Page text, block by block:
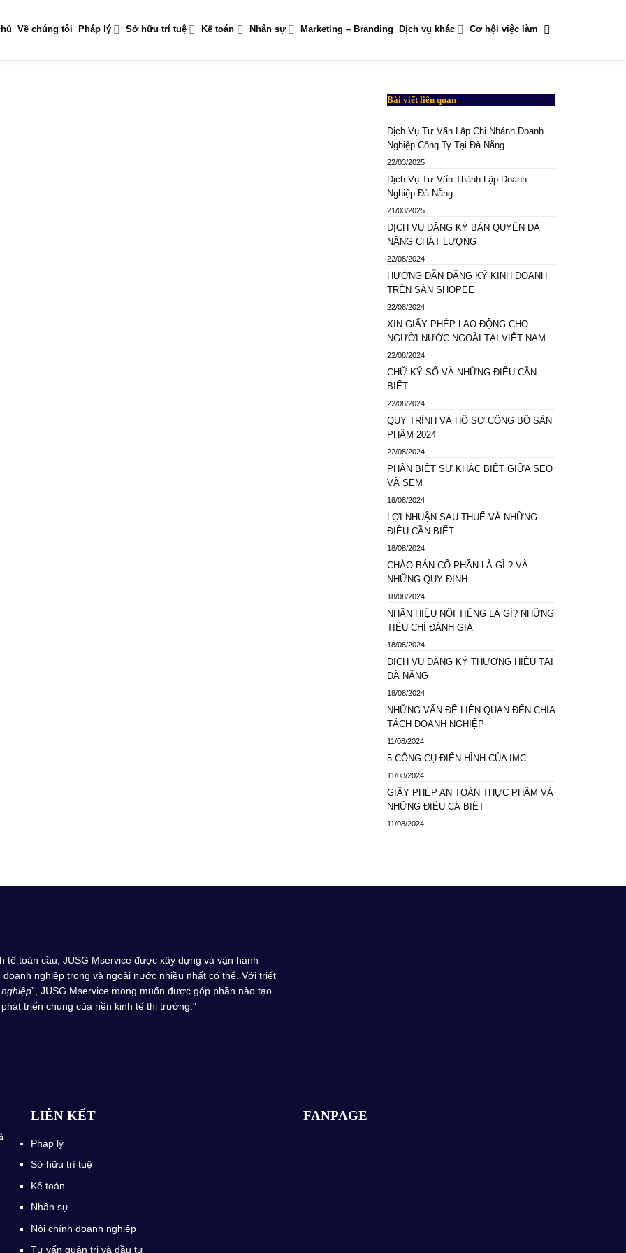
Về chúng tôi Pháp lý Sở hữu trí tuệ Kế toán Nhân sự Marketing – Branding Dịch vụ khác Cơ hội việc làm
Bài viết liên quan
Dịch Vụ Tư Vấn Lập Chi Nhánh Doanh
Nghiệp Công Ty Tại Đà Nẵng
22/03/2025
Dịch Vụ Tư Vấn Thành Lập Doanh
Nghiệp Đà Nẵng
21/03/2025
DỊCH VỤ ĐĂNG KÝ BẢN QUYỀN ĐÀ
NẴNG CHẤT LƯỢNG
22/08/2024
HƯỚNG DẪN ĐĂNG KÝ KINH DOANH
TRÊN SÀN SHOPEE
22/08/2024
XIN GIẤY PHÉP LAO ĐỘNG CHO
NGƯỜI NƯỚC NGOÀI TẠI VIỆT NAM
22/08/2024
CHỮ KÝ SỐ VÀ NHỮNG ĐIỀU CẦN
BIẾT
22/08/2024
QUY TRÌNH VÀ HỒ SƠ CÔNG BỐ SẢN
PHẨM 2024
22/08/2024
PHÂN BIỆT SỰ KHÁC BIỆT GIỮA SEO
VÀ SEM
18/08/2024
LỢI NHUẬN SAU THUẾ VÀ NHỮNG
ĐIỀU CẦN BIẾT
18/08/2024
CHÀO BÁN CỔ PHẦN LÀ GÌ ? VÀ
NHỮNG QUY ĐỊNH
18/08/2024
NHÃN HIỆU NỔI TIẾNG LÀ GÌ? NHỮNG
TIÊU CHÍ ĐÁNH GIÁ
18/08/2024
DỊCH VỤ ĐĂNG KÝ THƯƠNG HIỆU TẠI
ĐÀ NẴNG
18/08/2024
NHỮNG VẤN ĐỀ LIÊN QUAN ĐẾN CHIA
TÁCH DOANH NGHIỆP
11/08/2024
5 CÔNG CỤ ĐIỂN HÌNH CỦA IMC
11/08/2024
GIẤY PHÉP AN TOÀN THỰC PHẨM VÀ
NHỮNG ĐIỀU CẦ BIẾT
11/08/2024
toàn cầu, JUSG Mservice được xây dựng và vận hành
nghiệp trong và ngoài nước nhiều nhất có thể. Với triết
”, JUSG Mservice mong muốn được góp phần nào tạo
triển chung của nền kinh tế thị trường."
LIÊN KẾT
Pháp lý
Sở hữu trí tuệ
Kế toán
Nhân sự
Nội chính doanh nghiệp
Tư vấn quản trị và đầu tư
FANPAGE